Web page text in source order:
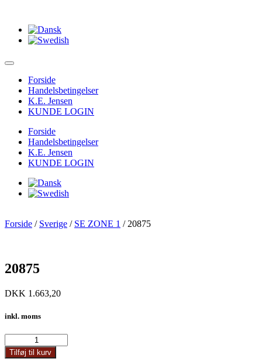
Forside
Handelsbetingelser
K.E. Jensen
KUNDE LOGIN
Forside
Handelsbetingelser
K.E. Jensen
KUNDE LOGIN
Forside / Sverige / SE ZONE 1 / 20875
20875
DKK 1.663,20
inkl. moms
antal
Tilføj til kurv